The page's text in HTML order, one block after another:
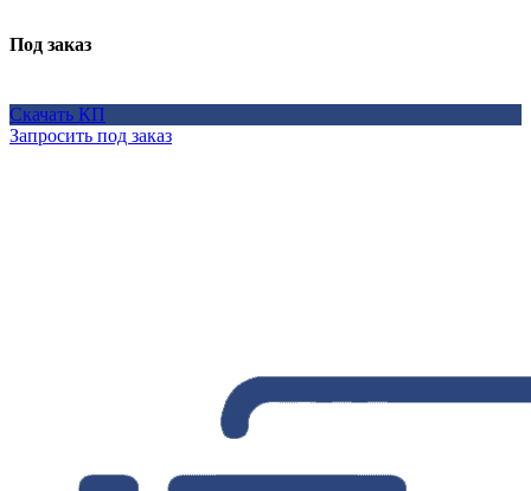
Под заказ
Скачать КП
Запросить под заказ